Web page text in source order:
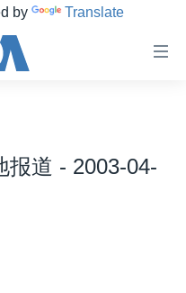
by Translate
报道 - 2003-04-